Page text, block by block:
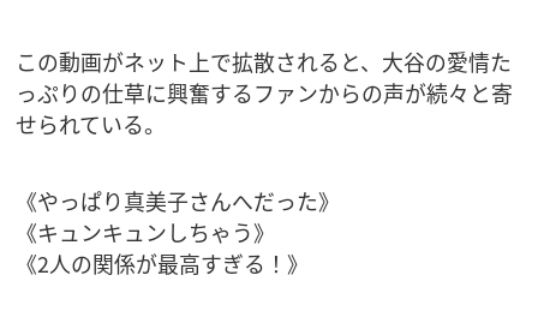
この動画がネット上で拡散されると、大谷の愛情た
っぷりの仕草に興奮するファンからの声が続々と寄
せられている。
《やっぱり真美子さんへだった》
《キュンキュンしちゃう》
《2人の関係が最高すぎる！》